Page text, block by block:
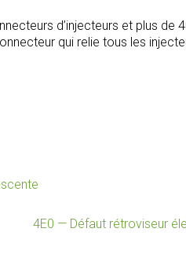
d’injecteurs et plus de
qui relie tous les
4E0 — Défaut rétroviseur